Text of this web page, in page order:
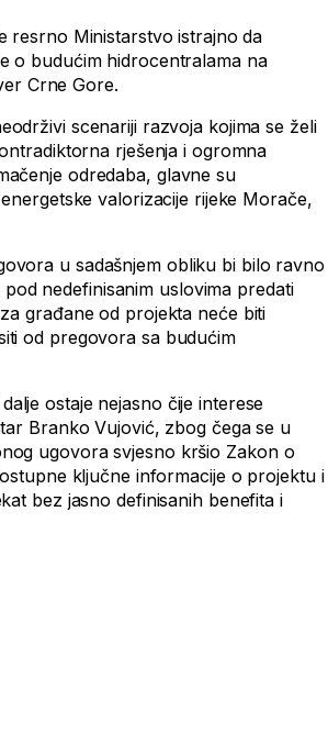
resrno Ministarstvo istrajno da
o budućim hidrocentralama na
Crne Gore.
scenariji razvoja kojima se želi
rješenja i ogromna
odredaba, glavne su
valorizacije rijeke Morače,
u sadašnjem obliku bi bilo ravno
nedefinisanim uslovima predati
građane od projekta neće biti
od pregovora sa budućim
ostaje nejasno čije interese
Branko Vujović, zbog čega se u
ugovora svjesno kršio Zakon o
ključne informacije o projektu i
bez jasno definisanih benefita i